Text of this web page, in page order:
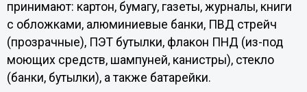
принимают: картон, бумагу, газеты, журналы, книги
с обложками, алюминиевые банки, ПВД стрейч
(прозрачные), ПЭТ бутылки, флакон ПНД (из-под
моющих средств, шампуней, канистры), стекло
(банки, бутылки), а также батарейки.